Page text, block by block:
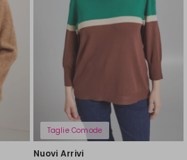
Taglie Comode
Nuovi Arrivi